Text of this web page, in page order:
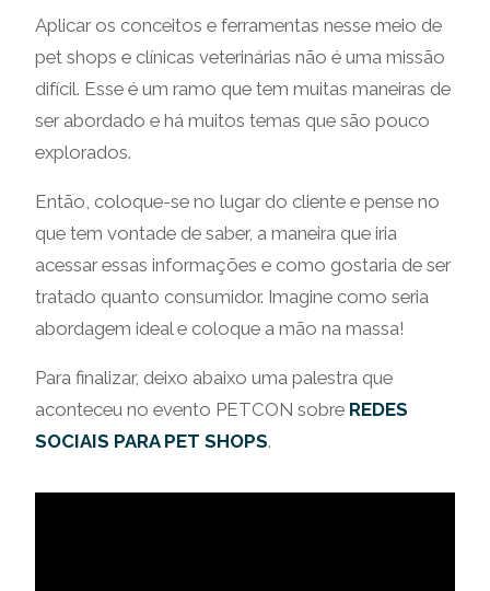
Aplicar os conceitos e ferramentas nesse meio de
pet shops e clínicas veterinárias não é uma missão
difícil. Esse é um ramo que tem muitas maneiras de
ser abordado e há muitos temas que são pouco
explorados.
Então, coloque-se no lugar do cliente e pense no
que tem vontade de saber, a maneira que iria
acessar essas informações e como gostaria de ser
tratado quanto consumidor. Imagine como seria
abordagem ideal e coloque a mão na massa!
Para finalizar, deixo abaixo uma palestra que
aconteceu no evento PETCON sobre REDES
SOCIAIS PARA PET SHOPS.